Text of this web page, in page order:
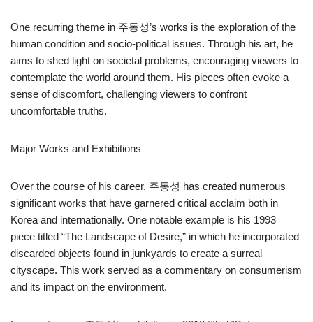
One recurring theme in 주동성’s works is the exploration of the
human condition and socio-political issues. Through his art, he
aims to shed light on societal problems, encouraging viewers to
contemplate the world around them. His pieces often evoke a
sense of discomfort, challenging viewers to confront
uncomfortable truths.
Major Works and Exhibitions
Over the course of his career, 주동성 has created numerous
significant works that have garnered critical acclaim both in
Korea and internationally. One notable example is his 1993
piece titled “The Landscape of Desire,” in which he incorporated
discarded objects found in junkyards to create a surreal
cityscape. This work served as a commentary on consumerism
and its impact on the environment.